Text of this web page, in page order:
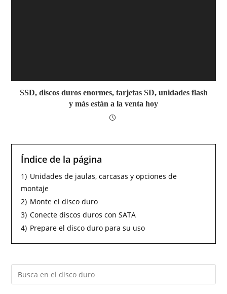
SSD, discos duros enormes, tarjetas SD, unidades flash
y más están a la venta hoy
Índice de la página
1) Unidades de jaulas, carcasas y opciones de
montaje
2) Monte el disco duro
3) Conecte discos duros con SATA
4) Prepare el disco duro para su uso